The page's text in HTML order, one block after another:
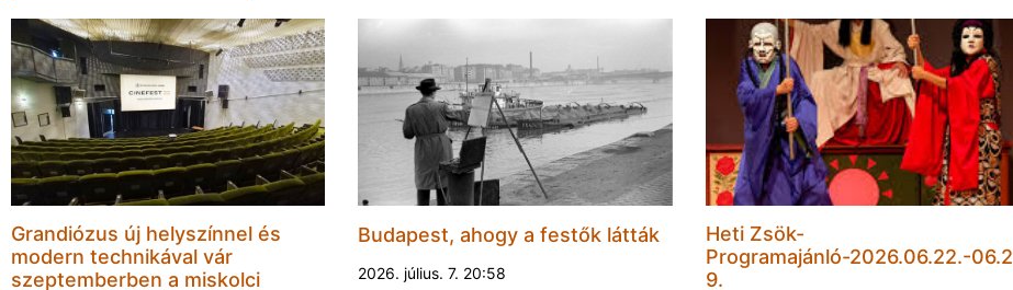
Grandiózus új helyszínnel és
modern technikával vár
szeptemberben a miskolci
Budapest, ahogy a festők látták
2026. július. 7. 20:58
Heti Zsök-
Programajánló-2026.06.22.-06.2
9.